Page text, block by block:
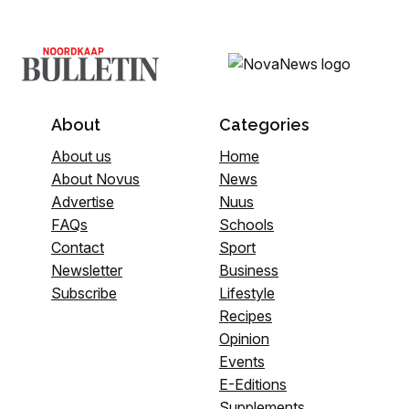
About
About us
About Novus
Advertise
FAQs
Contact
Newsletter
Subscribe
Categories
Home
News
Nuus
Schools
Sport
Business
Lifestyle
Recipes
Opinion
Events
E-Editions